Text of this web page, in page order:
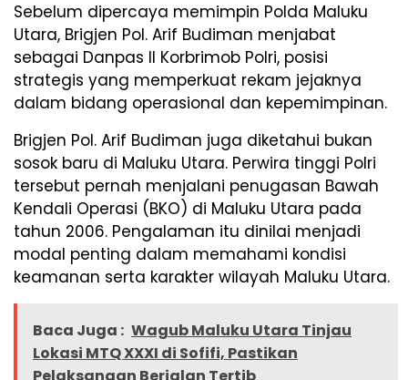
Sebelum dipercaya memimpin Polda Maluku
Utara, Brigjen Pol. Arif Budiman menjabat
sebagai Danpas II Korbrimob Polri, posisi
strategis yang memperkuat rekam jejaknya
dalam bidang operasional dan kepemimpinan.
Brigjen Pol. Arif Budiman juga diketahui bukan
sosok baru di Maluku Utara. Perwira tinggi Polri
tersebut pernah menjalani penugasan Bawah
Kendali Operasi (BKO) di Maluku Utara pada
tahun 2006. Pengalaman itu dinilai menjadi
modal penting dalam memahami kondisi
keamanan serta karakter wilayah Maluku Utara.
Baca Juga : Wagub Maluku Utara Tinjau
Lokasi MTQ XXXI di Sofifi, Pastikan